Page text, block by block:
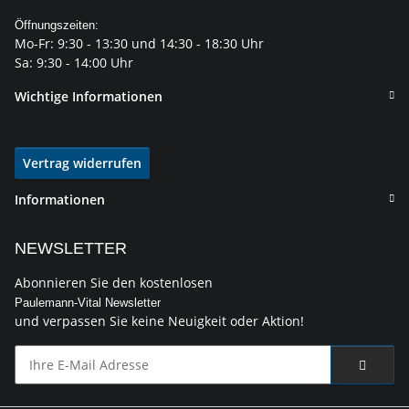
Öffnungszeiten:
Mo-Fr: 9:30 - 13:30 und 14:30 - 18:30 Uhr
Sa: 9:30 - 14:00 Uhr
Wichtige Informationen
Vertrag widerrufen
Informationen
NEWSLETTER
Abonnieren Sie den kostenlosen
Paulemann-Vital Newsletter
und verpassen Sie keine Neuigkeit oder Aktion!